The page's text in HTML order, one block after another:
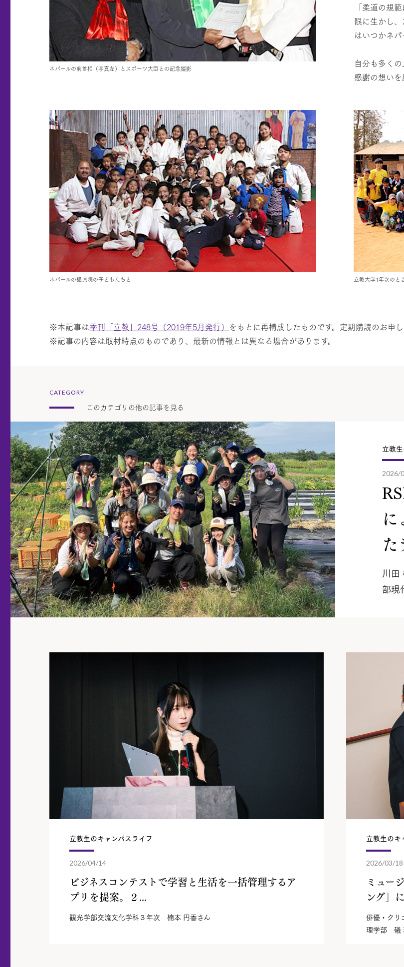
ネパールの前首相（写真左）とスポーツ大臣との記念撮影
「柔道の規
限に生かし
はいつかネパ
自分も多く
感謝の想い
ネパールの孤児院の子どもたちと 立教大学1年次のと
※本記事は季刊「立教」248号（2019年5月発行） をもとに再構成したものです。定期購読のお申
※記事の内容は取材時点のものであり、最新の情報とは異なる場合があります。
CATEGORY
このカテゴリの他の記事を見る
立教
2026/
川田
部現
立教生のキャンパスライフ
2026/04/14
ビジネスコンテストで学習と生活を一括管理するア
プリを提案。２...
観光学部交流文化学科３年次 楠本 円香さん
立教生のキ
2026/03/18
ミュー
ング」
俳優・ク
理学部 礒